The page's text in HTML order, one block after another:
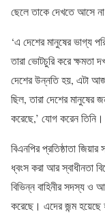
ছেলে তাকে দেখতে আসে
‘এ দেশের মানুষের ভাগ্য
তারা ভোটচুরি করে
দেশের উন্নতি হয়, এটা
ছিল, তারা দেশের
করেছে,’ যোগ করেন তিনি।
বিএনপির প্রতিষ্ঠাতা
ধ্বংস করা আর স্বাধীনতা
বিভিন্ন বাহিনীর সদস্য ও
করেছে। এদের জন্ম হয়েছে